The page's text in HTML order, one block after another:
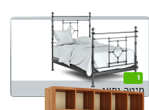
1
מיטה וחצי